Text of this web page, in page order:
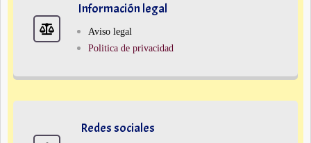
Información legal
Aviso legal
Politica de privacidad
Redes sociales